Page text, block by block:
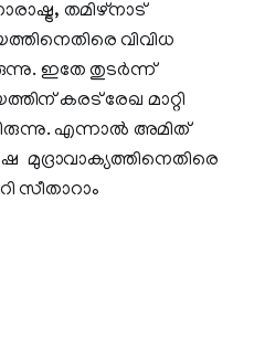
തമിഴ്നാട്
വിവിധ
ഇതേ തുടര്‍ന്ന്
കരട് രേഖ മാറ്റി
എന്നാൽ അമിത്
മുദ്രാവാക്യത്തിനെതിരെ
സീതാറാം